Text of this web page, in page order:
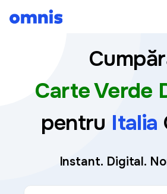
Carte Verde
pentru Italia
Instant. Digital.